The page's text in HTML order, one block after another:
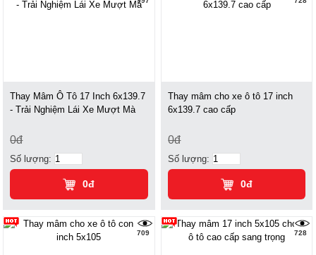
Thay Mâm Ô Tô 17 Inch 6x139.7
- Trải Nghiệm Lái Xe Mượt Mà
0đ
Số lượng:
0đ
Thay mâm cho xe ô tô 17 inch
6x139.7 cao cấp
0đ
Số lượng:
0đ
709 728